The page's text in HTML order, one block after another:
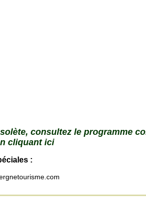
consultez le programme
cliquant ici
: